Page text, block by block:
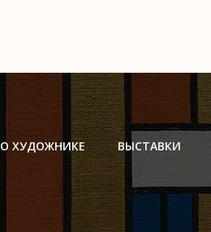
О ХУДОЖНИКЕ ВЫСТАВКИ